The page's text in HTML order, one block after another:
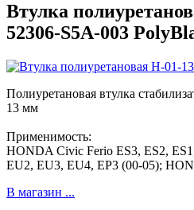
Втулка
52306-S5A-003
Полиуретановая втулка
13 мм
Применимость:
HONDA Civic Ferio ES3, ES2,
EU2, EU3, EU4, EP3 (00-05);
В магазин ...